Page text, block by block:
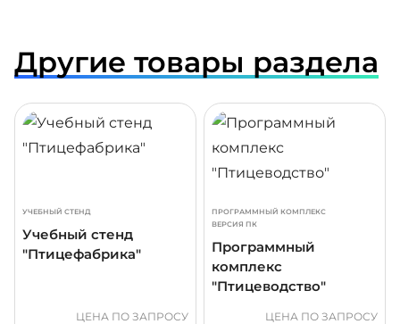
Другие товары раздела
УЧЕБНЫЙ СТЕНД
Учебный стенд
"Птицефабрика"
ЦЕНА ПО ЗАПРОСУ
ПРОГРАММНЫЙ КОМПЛЕКС
ВЕРСИЯ ПК
Программный
комплекс
"Птицеводство"
ЦЕНА ПО ЗАПРОСУ
ПОДРОБНЕЕ